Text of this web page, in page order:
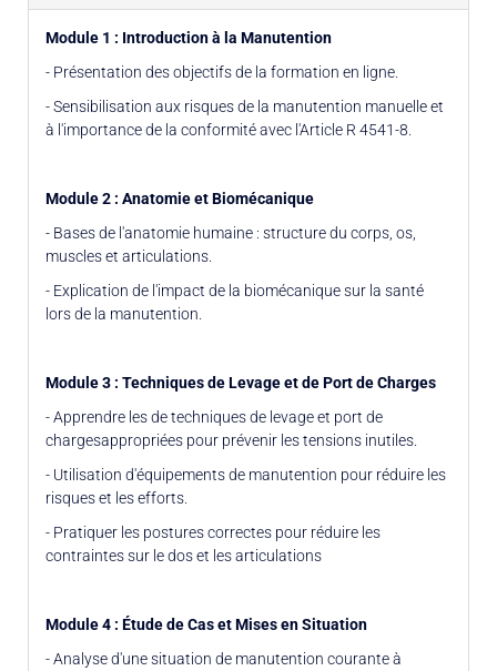
Module 1 : Introduction à la Manutention
- Présentation des objectifs de la formation en ligne.
- Sensibilisation aux risques de la manutention manuelle et
à l'importance de la conformité avec l'Article R 4541-8.
Module 2 : Anatomie et Biomécanique
- Bases de l'anatomie humaine : structure du corps, os,
muscles et articulations.
- Explication de l'impact de la biomécanique sur la santé
lors de la manutention.
Module 3 : Techniques de Levage et de Port de Charges
- Apprendre les de techniques de levage et port de
chargesappropriées pour prévenir les tensions inutiles.
- Utilisation d'équipements de manutention pour réduire les
risques et les efforts.
- Pratiquer les postures correctes pour réduire les
contraintes sur le dos et les articulations
Module 4 : Étude de Cas et Mises en Situation
- Analyse d'une situation de manutention courante à